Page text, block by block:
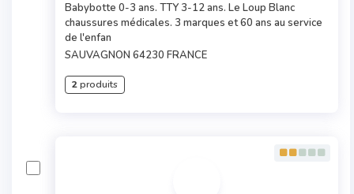
Babybotte 0-3 ans. TTY 3-12 ans. Le Loup Blanc
chaussures médicales. 3 marques et 60 ans au service
de l'enfan
SAUVAGNON 64230 FRANCE
2produits